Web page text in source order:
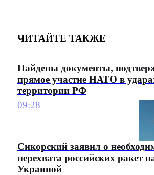
ЧИТАЙТЕ ТАКЖЕ
Найдены документы,
прямое участие НАТО в
территории РФ
09:28
Сикорский заявил о
перехвата российских ракет
Украиной